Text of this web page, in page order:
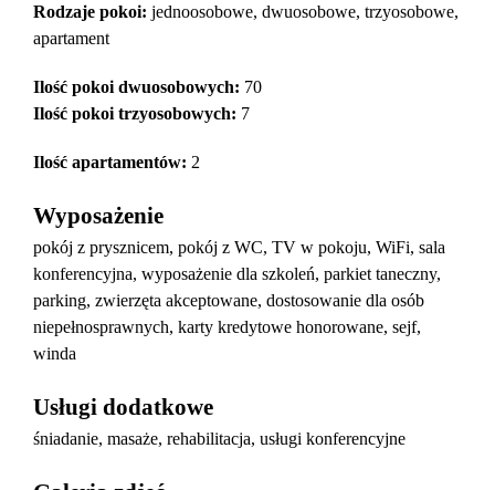
Rodzaje pokoi: jednoosobowe, dwuosobowe, trzyosobowe,
apartament
Ilość pokoi dwuosobowych: 70
Ilość pokoi trzyosobowych: 7
Ilość apartamentów: 2
Wyposażenie
pokój z prysznicem, pokój z WC, TV w pokoju, WiFi, sala
konferencyjna, wyposażenie dla szkoleń, parkiet taneczny,
parking, zwierzęta akceptowane, dostosowanie dla osób
niepełnosprawnych, karty kredytowe honorowane, sejf,
winda
Usługi dodatkowe
śniadanie, masaże, rehabilitacja, usługi konferencyjne